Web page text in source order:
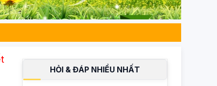
nguyên chất 100% – Đạt chuẩn ISO
HỎI & ĐÁP NHIỀU NHẤT